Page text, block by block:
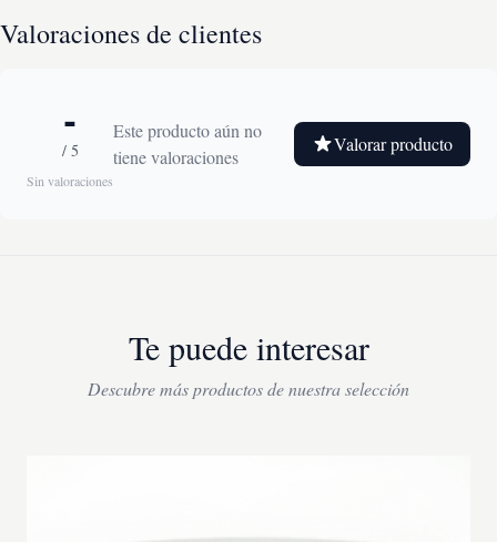
Valoraciones de clientes
-
/ 5
Sin valoraciones
Este producto aún no
tiene valoraciones
Valorar producto
Te puede interesar
Descubre más productos de nuestra selección